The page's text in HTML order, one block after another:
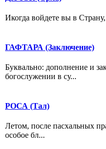
Икогда войдете вы в
ГАФТАРА (Заключение)
Буквально: дополнение и
богослужении в су...
РОСА (Тал)
Летом, после пасхальных
особое бл...